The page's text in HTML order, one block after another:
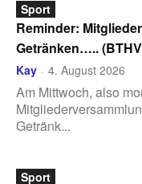
Sport
Reminder:
Getränken…..
Kay - 4. August 2026
Am Mittwoch, also
Getränk...
Sport